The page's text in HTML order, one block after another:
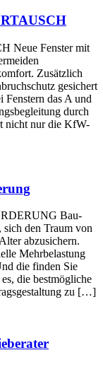
Neue Fenster mit
Zusätzlich
gesichert
Fenstern das A und
durch
nicht nur die KfW-
Bau-
den Traum von
abzusichern.
Mehrbelastung
die finden Sie
die bestmögliche
zu […]